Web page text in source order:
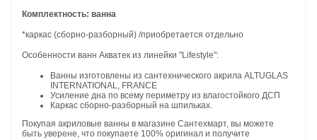
Комплектность: ванна
*каркас (сборно-разборный) /приобретается отдельно
Особенности ванн Акватек из линейки "Lifestyle":
Ванны изготовлены из сантехнического акрила ALTUGLAS
INTERNATIONAL, FRANCE
Усиление дна по всему периметру из влагостойкого ДСП
Каркас сборно-разборный на шпильках.
Покупая акриловые ванны в магазине Сантехмарт, вы можете
быть уверене, что покупаете 100% оригинал и получите